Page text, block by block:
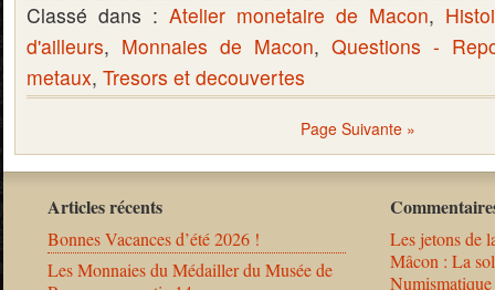
Classé dans : Atelier monetaire de Macon,
d'ailleurs, Monnaies de Macon, Questions -
metaux, Tresors et decouvertes
Page Suivante »
Articles récents
Bonnes Vacances d’été 2026 !
Les Monnaies du Médailler du Musée de
Les jetons de
Mâcon : La